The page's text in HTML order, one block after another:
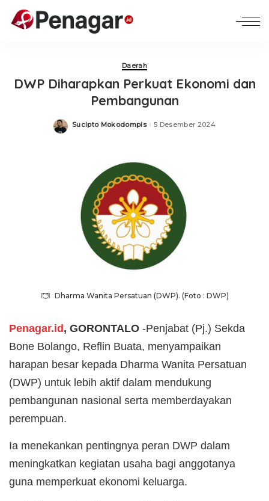
Daerah
DWP Diharapkan Perkuat Ekonomi dan
Pembangunan
Posted
Sucipto Mokodompis 5 Desember 2024
Dharma Wanita Persatuan (DWP). (Foto : DWP)
Penagar.id, GORONTALO -Penjabat (Pj.) Sekda
Bone Bolango, Reflin Buata, menyampaikan
harapan besar kepada Dharma Wanita Persatuan
(DWP) untuk lebih aktif dalam mendukung
pembangunan nasional serta memberdayakan
perempuan.
Ia menekankan pentingnya peran DWP dalam
meningkatkan kegiatan usaha bagi anggotanya
guna memperkuat ekonomi keluarga.